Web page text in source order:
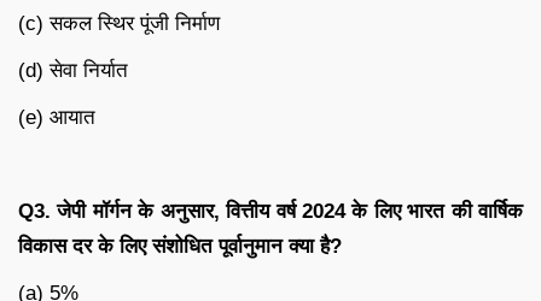
(c) सकल स्थिर पूंजी निर्माण
(d) सेवा निर्यात
(e) आयात
Q3. जेपी मॉर्गन के अनुसार, वित्तीय वर्ष 2024 के लिए भारत की वार्षिक
विकास दर के लिए संशोधित पूर्वानुमान क्या है?
(a) 5%